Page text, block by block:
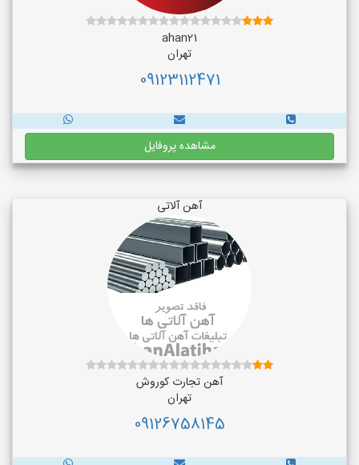
ahan21
تهران
09123112471
مشاهده پروفایل
آهن آلاتی
آهن تجارت کوروش
تهران
09126758145